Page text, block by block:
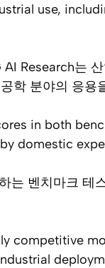
use,
Research는
학 분야의 응용
in both
domestic
는 벤치마크 테
competitive